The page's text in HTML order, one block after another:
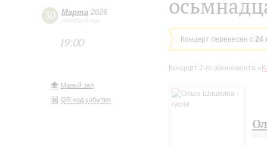
30 Марта 2026
понедельник
19:00
Малый зал
QR-код события
Концерт перенесен с 24
Концерт 2-го абонемента «